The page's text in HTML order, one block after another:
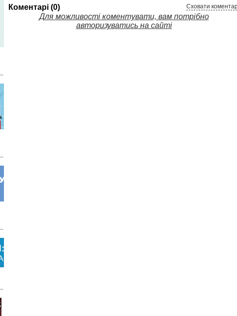
Коментарі (0) Сховати
Для можливості коментувати, вам потрібно
авторизуватись на сайті